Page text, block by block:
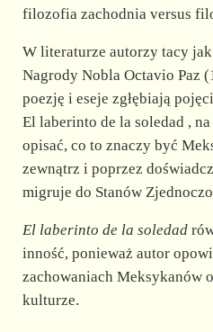
filozofia zachodnia versus
W literaturze autorzy tacy
Nagrody Nobla Octavio Paz
poezję i eseje zgłębiają
El laberinto de la soledad ,
opisać, co to znaczy być
zewnątrz i poprzez
migruje do Stanów
El laberinto de la soledad
inność, ponieważ autor
zachowaniach Meksykanów
kulturze.